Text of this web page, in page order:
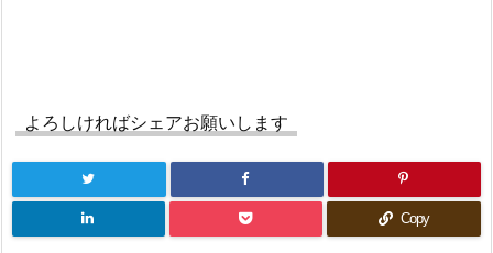
よろしければシェアお願いします
Copy